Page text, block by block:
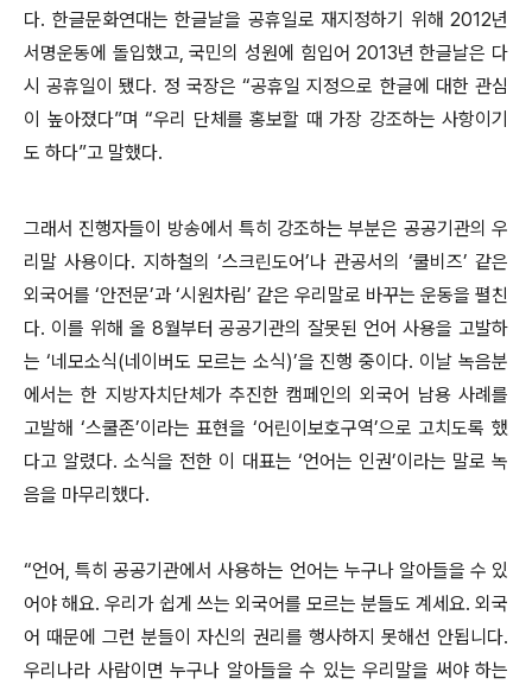
다. 한글문화연대는 한글날을 공휴일로 재지정하기 위해 2012년
서명운동에 돌입했고, 국민의 성원에 힘입어 2013년 한글날은 다
시 공휴일이 됐다. 정 국장은 “공휴일 지정으로 한글에 대한 관심
이 높아졌다”며 “우리 단체를 홍보할 때 가장 강조하는 사항이기
도 하다”고 말했다.
그래서 진행자들이 방송에서 특히 강조하는 부분은 공공기관의 우
리말 사용이다. 지하철의 ‘스크린도어’나 관공서의 ‘쿨비즈’ 같은
외국어를 ‘안전문’과 ‘시원차림’ 같은 우리말로 바꾸는 운동을 펼친
다. 이를 위해 올 8월부터 공공기관의 잘못된 언어 사용을 고발하
는 ‘네모소식(네이버도 모르는 소식)’을 진행 중이다. 이날 녹음분
에서는 한 지방자치단체가 추진한 캠페인의 외국어 남용 사례를
고발해 ‘스쿨존’이라는 표현을 ‘어린이보호구역’으로 고치도록 했
다고 알렸다. 소식을 전한 이 대표는 ‘언어는 인권’이라는 말로 녹
음을 마무리했다.
“언어, 특히 공공기관에서 사용하는 언어는 누구나 알아들을 수 있
어야 해요. 우리가 쉽게 쓰는 외국어를 모르는 분들도 계세요. 외국
어 때문에 그런 분들이 자신의 권리를 행사하지 못해선 안됩니다.
우리나라 사람이면 누구나 알아들을 수 있는 우리말을 써야 하는